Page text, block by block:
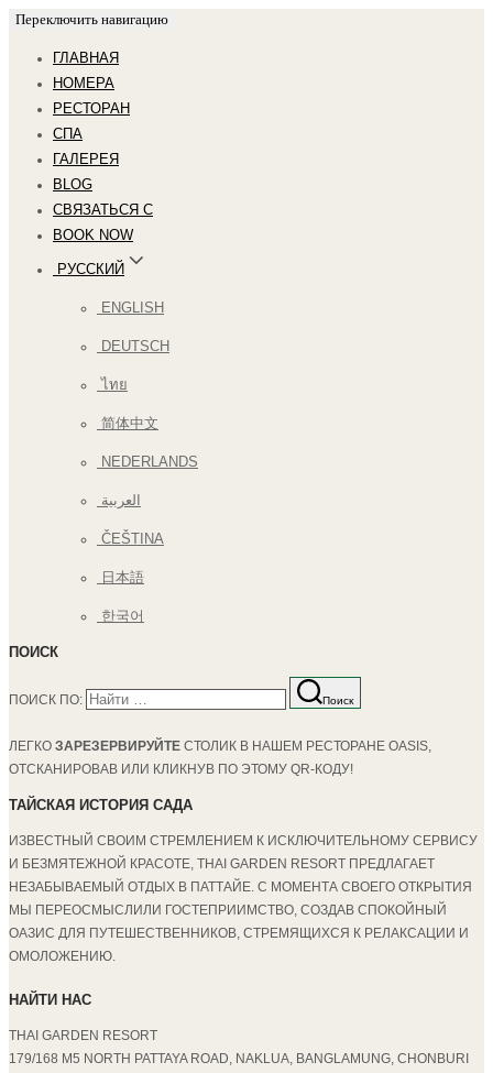
Переключить навигацию
ГЛАВНАЯ
НОМЕРА
РЕСТОРАН
СПА
ГАЛЕРЕЯ
BLOG
СВЯЗАТЬСЯ С
BOOK NOW
РУССКИЙ
ENGLISH
DEUTSCH
ไทย
简体中文
NEDERLANDS
العربية
ČEŠTINA
日本語
한국어
ПОИСК
ПОИСК ПО: Поиск
ЛЕГКО ЗАРЕЗЕРВИРУЙТЕ СТОЛИК В НАШЕМ РЕСТОРАНЕ OASIS,
ОТСКАНИРОВАВ ИЛИ КЛИКНУВ ПО ЭТОМУ QR-КОДУ!
ТАЙСКАЯ ИСТОРИЯ САДА
ИЗВЕСТНЫЙ СВОИМ СТРЕМЛЕНИЕМ К ИСКЛЮЧИТЕЛЬНОМУ СЕРВИСУ
И БЕЗМЯТЕЖНОЙ КРАСОТЕ, THAI GARDEN RESORT ПРЕДЛАГАЕТ
НЕЗАБЫВАЕМЫЙ ОТДЫХ В ПАТТАЙЕ. С МОМЕНТА СВОЕГО ОТКРЫТИЯ
МЫ ПЕРЕОСМЫСЛИЛИ ГОСТЕПРИИМСТВО, СОЗДАВ СПОКОЙНЫЙ
ОАЗИС ДЛЯ ПУТЕШЕСТВЕННИКОВ, СТРЕМЯЩИХСЯ К РЕЛАКСАЦИИ И
ОМОЛОЖЕНИЮ.
НАЙТИ НАС
THAI GARDEN RESORT
179/168 M5 NORTH PATTAYA ROAD, NAKLUA, BANGLAMUNG, CHONBURI